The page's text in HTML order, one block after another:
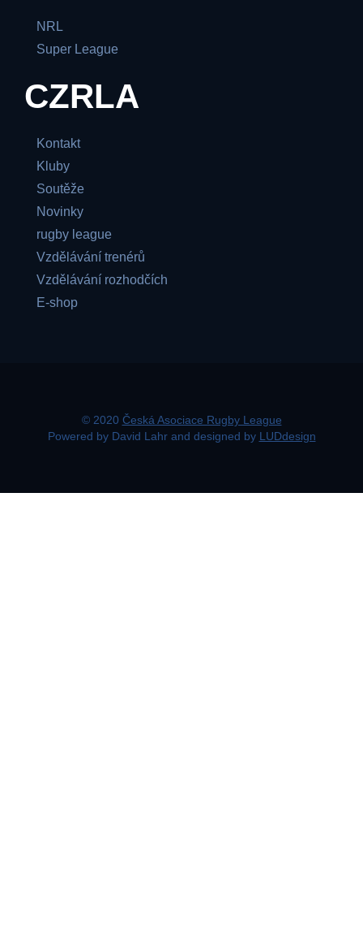
NRL
Super League
CZRLA
Kontakt
Kluby
Soutěže
Novinky
rugby league
Vzdělávání trenérů
Vzdělávání rozhodčích
E-shop
© 2020 Česká Asociace Rugby League
Powered by David Lahr and designed by LUDdesign